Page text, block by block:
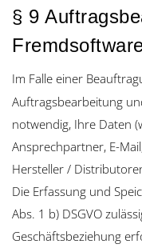
§ 9
Im Falle einer
Auftragsbearbeitung
notwendig, Ihre Daten
Ansprechpartner, E-
Hersteller /
Die Erfassung und
Abs. 1 b) DSGVO
Geschäftsbeziehung